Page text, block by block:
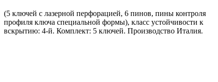
(5 ключей с лазерной перфорацией, 6 пинов, пины контроля
профиля ключа специальной формы), класс устойчивости к
вскрытию: 4-й. Комплект: 5 ключей. Производство Италия.